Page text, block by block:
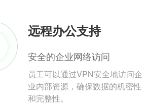
远程办公支持
安全的企业网络访问
员工可以通过VPN安全地访问企
业内部资源，确保数据的机密性
和完整性。